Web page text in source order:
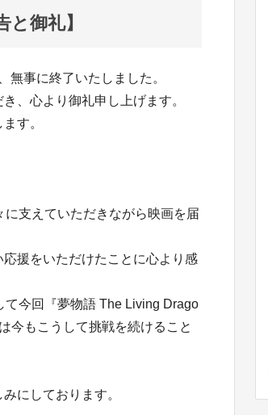
御礼】
無事に終了いたしました。
、心より御礼申し上げます。
す。
支えていただきながら映画を届
援をいただけたことに心より感
今回『夢物語 The Living Drago
今もこうして挑戦を続けること
にしております。